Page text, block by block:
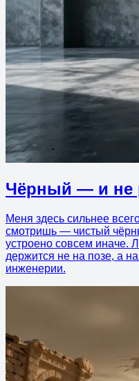
Чёрный — и не
Меня здесь сильнее
смотришь — чистый
устроено совсем иначе.
держится не на позе, а
инженерии.